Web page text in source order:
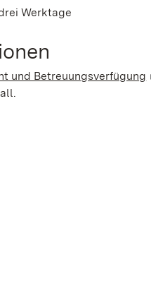
Werktage
und Betreuungsverfügung
neuen Fenster